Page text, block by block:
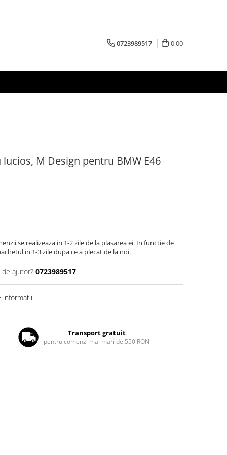
0723989517 0,00
M Design pentru BMW E46
se realizeaza in 1-2 zile de la plasarea ei. In functie de
in 1-3 zile dupa ce a plecat de la noi.
de ajutor? 0723989517
informatii
Transport gratuit
pentru comenzi mai mari de 550 RON